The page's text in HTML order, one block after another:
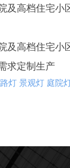
及高档住宅小
及高档住宅小
求定制生产
灯 景观灯 庭院